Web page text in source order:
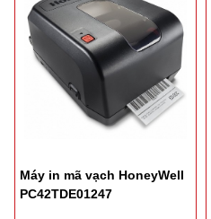
Máy in mã vạch HoneyWell
PC42TDE01247